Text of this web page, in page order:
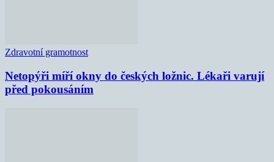
Zdravotní gramotnost
Netopýři míří okny do českých ložnic. Lékaři varují
před pokousáním